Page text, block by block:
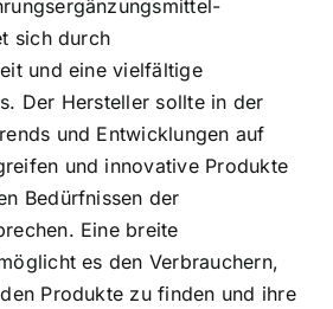
sich durch
und eine vielfältige
Der Hersteller sollte in der
und Entwicklungen auf
und innovative Produkte
Bedürfnissen der
Eine breite
es den Verbrauchern,
Produkte zu finden und ihre